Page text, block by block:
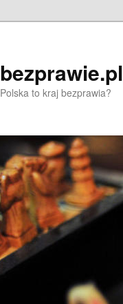
bezprawie.pl
Polska to kraj bezprawia?